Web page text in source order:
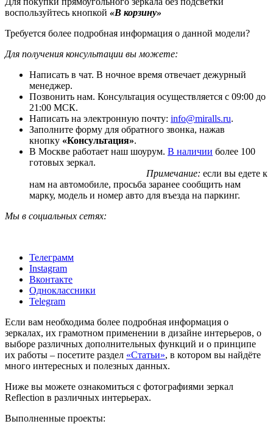
воспользуйтесь кнопкой «В корзину»
Требуется более подробная информация о данной модели?
Для получения консультации вы можете:
Написать в чат. В ночное время отвечает дежурный
менеджер.
Позвонить нам. Консультация осуществляется с 09:00 до
21:00 МСК.
Написать на электронную почту: info@miralls.ru.
Заполните форму для обратного звонка, нажав
кнопку «Консультация».
В Москве работает наш шоурум. В наличии более 100
готовых зеркал.
Примечание: если вы едете к
нам на автомобиле, просьба заранее сообщить нам
марку, модель и номер авто для въезда на паркинг.
Мы в социальных сетях:
Телеграмм
Instagram
Вконтакте
Одноклассники
Telegram
Если вам необходима более подробная информация о
зеркалах, их грамотном применении в дизайне интерьеров, о
выборе различных дополнительных функций и о принципе
их работы – посетите раздел «Статьи», в котором вы найдёте
много интересных и полезных данных.
Ниже вы можете ознакомиться с фотографиями зеркал
Reflection в различных интерьерах.
Выполненные проекты: